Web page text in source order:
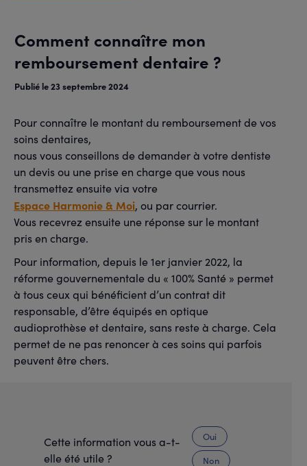
Comment connaître mon
remboursement dentaire ?
Publié le 23 septembre 2024
Pour connaître le montant du remboursement de vos
soins dentaires,
nous vous conseillons de demander à votre dentiste
un devis ou une prise en charge que vous nous
transmettez ensuite via votre
Espace Harmonie & Moi, ou par courrier.
Vous recevrez ensuite une réponse sur le montant
pris en charge.
Pour information, depuis le 1er janvier 2022, la
réforme gouvernementale du « 100% Santé » permet
à tous ceux qui bénéficient d’un contrat dit
responsable, d’être équipés en optique
audioprothèse et dentaire, sans reste à charge. Cela
permet de ne pas renoncer à ces soins qui parfois
peuvent être chers.
Cette information vous a-t-
elle été utile ?
Oui
Non